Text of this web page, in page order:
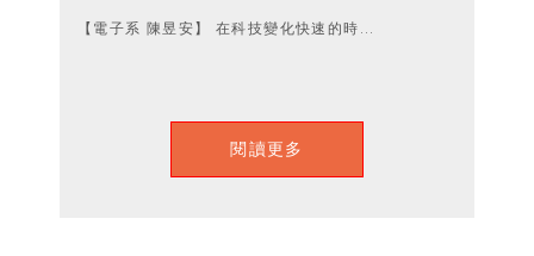
【電子系 陳昱安】 在科技變化快速的時...
閱讀更多